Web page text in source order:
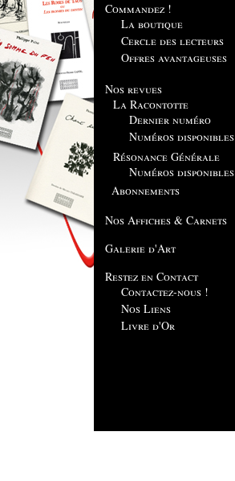
Commandez !
La boutique
Cercle des lecteurs
Offres avantageuses
Nos revues
La Racontotte
Dernier numéro
Numéros disponibles
Résonance Générale
Numéros disponibles
Abonnements
Nos Affiches & Carnets
Galerie d'Art
Restez en Contact
Contactez-nous !
Nos Liens
Livre d'Or